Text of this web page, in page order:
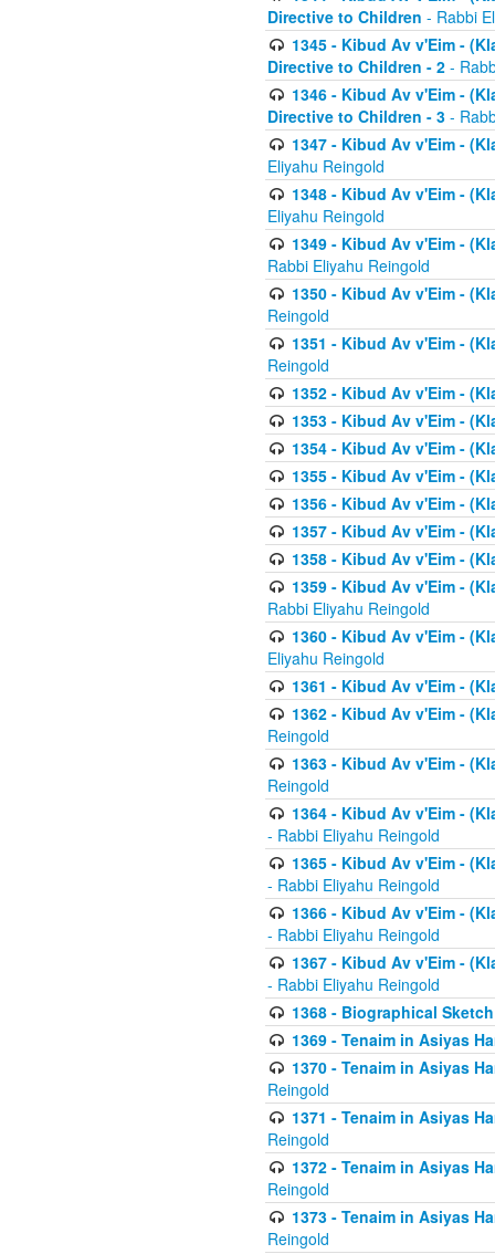
Directive to Children - Rabbi
1345 - Kibud Av v'Eim -
Directive to Children - 2 -
1346 - Kibud Av v'Eim -
Directive to Children - 3 -
1347 - Kibud Av v'Eim -
Eliyahu Reingold
1348 - Kibud Av v'Eim -
Eliyahu Reingold
1349 - Kibud Av v'Eim -
Rabbi Eliyahu Reingold
1350 - Kibud Av v'Eim -
Reingold
1351 - Kibud Av v'Eim -
Reingold
1352 - Kibud Av v'Eim -
1353 - Kibud Av v'Eim -
1354 - Kibud Av v'Eim -
1355 - Kibud Av v'Eim -
1356 - Kibud Av v'Eim -
1357 - Kibud Av v'Eim -
1358 - Kibud Av v'Eim -
1359 - Kibud Av v'Eim -
Rabbi Eliyahu Reingold
1360 - Kibud Av v'Eim -
Eliyahu Reingold
1361 - Kibud Av v'Eim -
1362 - Kibud Av v'Eim -
Reingold
1363 - Kibud Av v'Eim -
Reingold
1364 - Kibud Av v'Eim -
- Rabbi Eliyahu Reingold
1365 - Kibud Av v'Eim -
- Rabbi Eliyahu Reingold
1366 - Kibud Av v'Eim -
- Rabbi Eliyahu Reingold
1367 - Kibud Av v'Eim -
- Rabbi Eliyahu Reingold
1368 - Biographical
1369 - Tenaim in Asiyas
1370 - Tenaim in Asiyas
Reingold
1371 - Tenaim in Asiyas
Reingold
1372 - Tenaim in Asiyas
Reingold
1373 - Tenaim in Asiyas
Reingold